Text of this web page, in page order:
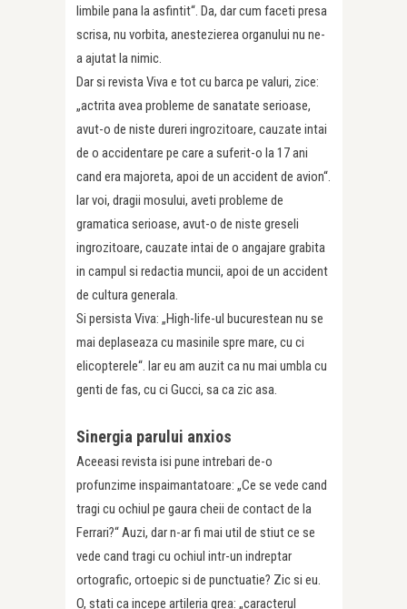
limbile pana la asfintit“. Da, dar cum faceti presa
scrisa, nu vorbita, anestezierea organului nu ne-
a ajutat la nimic.
Dar si revista Viva e tot cu barca pe valuri, zice:
„actrita avea probleme de sanatate serioase,
avut-o de niste dureri ingrozitoare, cauzate intai
de o accidentare pe care a suferit-o la 17 ani
cand era majoreta, apoi de un accident de avion“.
Iar voi, dragii mosului, aveti probleme de
gramatica serioase, avut-o de niste greseli
ingrozitoare, cauzate intai de o angajare grabita
in campul si redactia muncii, apoi de un accident
de cultura generala.
Si persista Viva: „High-life-ul bucurestean nu se
mai deplaseaza cu masinile spre mare, cu ci
elicopterele“. Iar eu am auzit ca nu mai umbla cu
genti de fas, cu ci Gucci, sa ca zic asa.
Sinergia parului anxios
Aceeasi revista isi pune intrebari de-o
profunzime inspaimantatoare: „Ce se vede cand
tragi cu ochiul pe gaura cheii de contact de la
Ferrari?“ Auzi, dar n-ar fi mai util de stiut ce se
vede cand tragi cu ochiul intr-un indreptar
ortografic, ortoepic si de punctuatie? Zic si eu.
O, stati ca incepe artileria grea: „caracterul